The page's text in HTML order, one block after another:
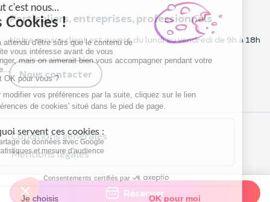
Réserver
Particuliers, entreprises, professionnels
Notre service client est ouvert du lundi au vendredi de 9h à 18h
Nous contacter
Conditions générales
Mentions légales